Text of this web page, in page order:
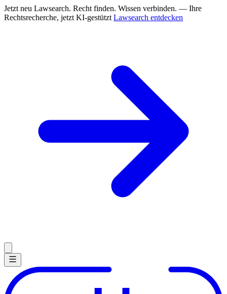
Jetzt neu Lawsearch. Recht finden. Wissen verbinden. — Ihre
Rechtsrecherche, jetzt KI-gestützt Lawsearch entdecken